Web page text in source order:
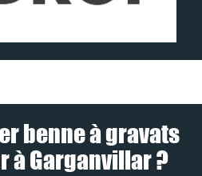
benne à gravats
à Garganvillar ?